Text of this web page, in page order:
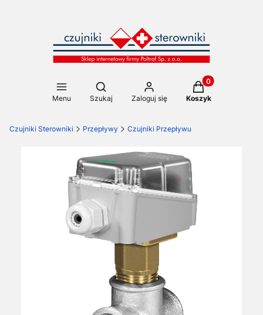
Menu
Otwórz wyszukiwarkę
Szukaj Zaloguj się
Produkty w
Koszyk
Czujniki Sterowniki Przepływy Czujniki Przepływu